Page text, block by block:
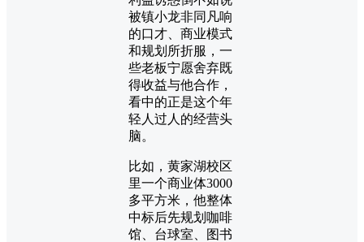
被镇小龙非同凡响
的口才、商业模式
和规划所折服，一
些老板宁愿舍弃既
得收益与他合作，
看中的正是这个年
轻人过人的经营头
脑。
比如，黄家湖校区
里一个商业体3000
多平方米，他整体
中标后先规划咖啡
馆、台球室、图书